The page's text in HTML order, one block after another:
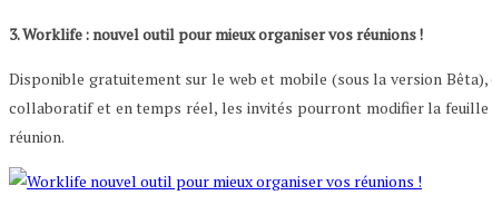
3. Worklife:nouvel outilpour mieux organiser vos réunions !
Disponible gratuitement sur le web et mobile (sous la version
collaboratif et en temps réel, les invités pourront modifier la
réunion.